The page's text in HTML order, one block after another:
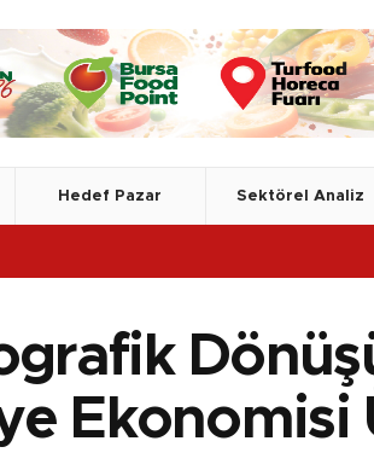
Hedef Pazar Sektörel Analiz
Ekonomisi